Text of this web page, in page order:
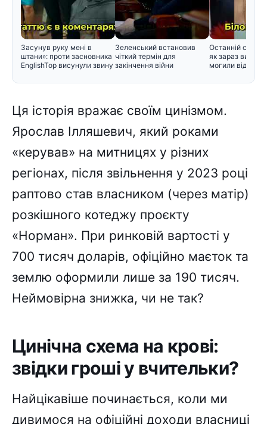
Засунув руку мені в
штани»: проти засновника
EnglishTop висунули звину
Зеленський встановив
чіткий термін для
закінчення війни
Останній
як зараз
могили відомих
Ця історія вражає своїм цинізмом.
Ярослав Ілляшевич, який роками
«керував» на митницях у різних
регіонах, після звільнення у 2023 році
раптово став власником (через матір)
розкішного котеджу проєкту
«Норман». При ринковій вартості у
700 тисяч доларів, офіційно маєток та
землю оформили лише за 190 тисяч.
Неймовірна знижка, чи не так?
Цинічна схема на крові:
звідки гроші у вчительки?
Найцікавіше починається, коли ми
дивимося на офіційні доходи власниці